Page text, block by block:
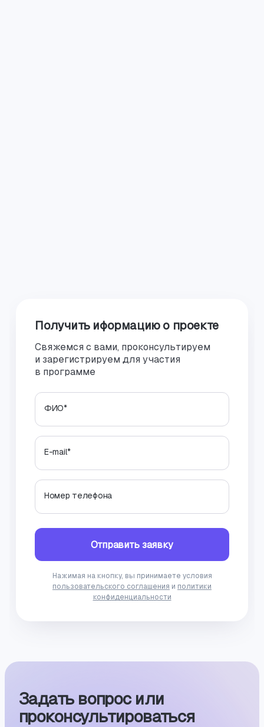
Получить иформацию о проекте
Свяжемся с вами, проконсультируем
и зарегистрируем для участия
в программе
ФИО*
E-mail*
Номер телефона
Отправить заявку
Нажимая на кнопку, вы принимаете условия
пользовательского соглашения и политики
конфиденциальности
Задать вопрос или
проконсуль­тиро­ваться